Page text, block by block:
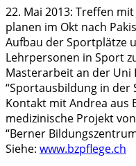
22. Mai 2013: Treffen
planen im Okt nach
Aufbau der Sportplätze
Lehrpersonen in Sport
Masterarbeit an der Uni
“Sportausbildung in der
Kontakt mit Andrea aus
medizinische Projekt
“Berner
Siehe: www.bzpflege.ch